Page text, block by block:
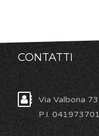
CONTATTI
Via Valbona
P.I.